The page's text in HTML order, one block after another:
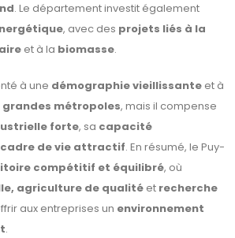
. Le département investit également
, avec des projets liés à la
et à la biomasse.
à une démographie vieillissante et à
métropoles, mais il compense
forte, sa capacité
cadre de vie attractif. En résumé, le Puy-
compétitif et équilibré, où
agriculture de qualité et recherche
aux entreprises un environnement
.